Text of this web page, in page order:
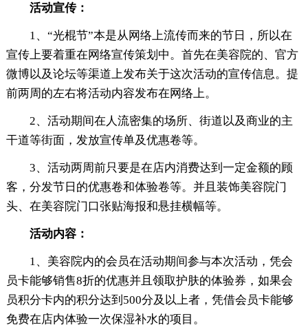
活动宣传：
1、“光棍节”本是从网络上流传而来的节日，所以在
宣传上要着重在网络宣传策划中。首先在美容院的、官方
微博以及论坛等渠道上发布关于这次活动的宣传信息。提
前两周的左右将活动内容发布在网络上。
2、活动期间在人流密集的场所、街道以及商业的主
干道等街面，发放宣传单及优惠卷等。
3、活动两周前只要是在店内消费达到一定金额的顾
客，分发节日的优惠卷和体验卷等。并且装饰美容院门
头、在美容院门口张贴海报和悬挂横幅等。
活动内容：
1、美容院内的会员在活动期间参与本次活动，凭会
员卡能够销售8折的优惠并且领取护肤的体验券，如果会
员积分卡内的积分达到500分及以上者，凭借会员卡能够
免费在店内体验一次保湿补水的项目。